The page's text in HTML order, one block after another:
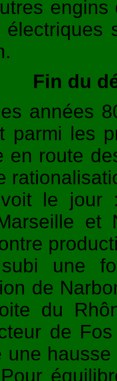
électriques
Fin du
années
parmi les
en route
le jour
et
une
de
du
de
une